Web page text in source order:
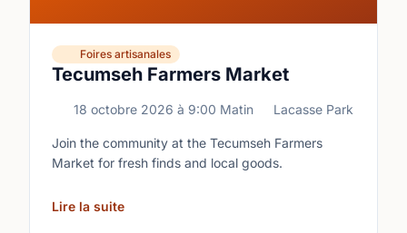
Tecumseh Farmers Market
Foires artisanales
18 octobre 2026 à 9:00 Matin Lacasse Park
Join the community at the Tecumseh Farmers
Market for fresh finds and local goods.
Lire la suite